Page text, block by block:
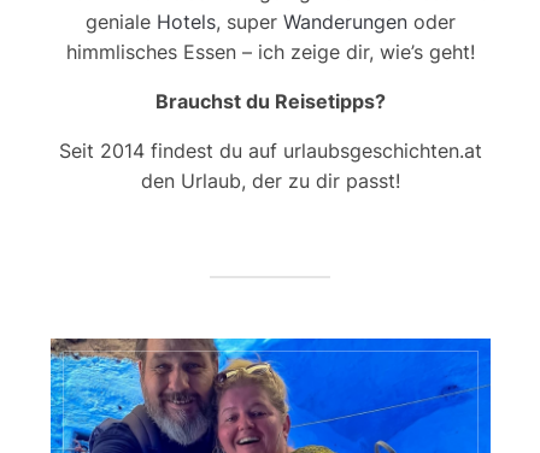
geniale Hotels, super Wanderungenoder
himmlisches Essen – ich zeige dir, wie’s geht!
Brauchst du Reisetipps?
Seit 2014 findest du auf urlaubsgeschichten.at
den Urlaub, der zu dir passt!